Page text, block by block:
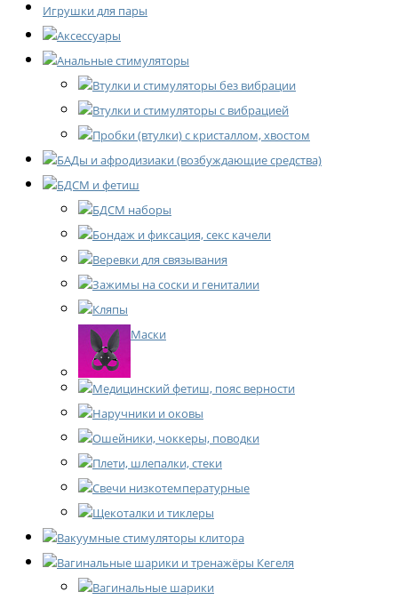
Игрушки для пары
Аксессуары
Анальные стимуляторы
Втулки и стимуляторы без вибрации
Втулки и стимуляторы с вибрацией
Пробки (втулки) с кристаллом, хвостом
БАДы и афродизиаки (возбуждающие средства)
БДСМ и фетиш
БДСМ наборы
Бондаж и фиксация, секс качели
Веревки для связывания
Зажимы на соски и гениталии
Кляпы
Маски
Медицинский фетиш, пояс верности
Наручники и оковы
Ошейники, чоккеры, поводки
Плети, шлепалки, стеки
Свечи низкотемпературные
Щекоталки и тиклеры
Вакуумные стимуляторы клитора
Вагинальные шарики и тренажёры Кегеля
Вагинальные шарики